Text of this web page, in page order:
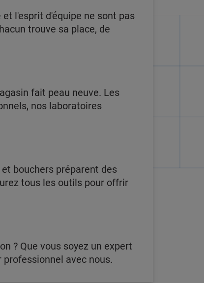
l'esprit d'équipe ne sont pas
trouve sa place, de
fait peau neuve. Les
nos laboratoires
bouchers préparent des
tous les outils pour offrir
? Que vous soyez un expert
avec nous.